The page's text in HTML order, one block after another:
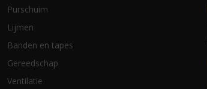
Purschuim
Lijmen
Banden en tapes
Gereedschap
Ventilatie